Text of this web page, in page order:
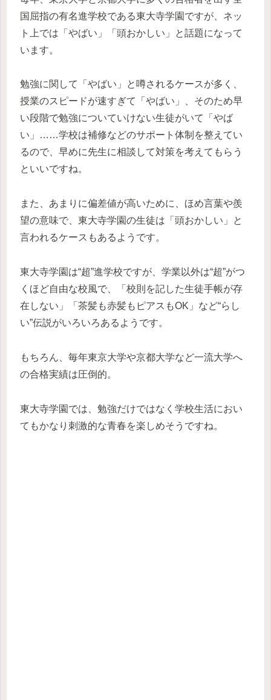
国屈指の有名進学校である東大寺学園ですが、ネッ
ト上では「やばい」「頭おかしい」と話題になって
います。
勉強に関して「やばい」と噂されるケースが多く、
授業のスピードが速すぎて「やばい」、そのため早
い段階で勉強についていけない生徒がいて「やば
い」……学校は補修などのサポート体制を整えてい
るので、早めに先生に相談して対策を考えてもらう
といいですね。
また、あまりに偏差値が高いために、ほめ言葉や羨
望の意味で、東大寺学園の生徒は「頭おかしい」と
言われるケースもあるようです。
東大寺学園は“超”進学校ですが、学業以外は“超”がつ
くほど自由な校風で、「校則を記した生徒手帳が存
在しない」「茶髪も赤髪もピアスもOK」など“らし
い”伝説がいろいろあるようです。
もちろん、毎年東京大学や京都大学など一流大学へ
の合格実績は圧倒的。
東大寺学園では、勉強だけではなく学校生活におい
てもかなり刺激的な青春を楽しめそうですね。